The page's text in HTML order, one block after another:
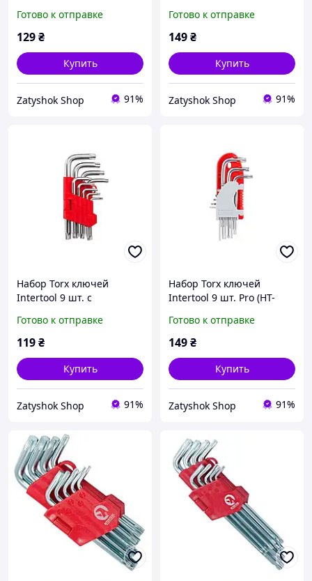
Готово к отправке
129₴
Купить
Zatyshok Shop 91%
Готово к отправке
149₴
Купить
Zatyshok Shop 91%
Набор Torx ключей
Intertool 9 шт. с
Готово к отправке
119₴
Купить
Zatyshok Shop 91%
Набор Torx ключей
Intertool 9 шт. Pro (HT-
Готово к отправке
149₴
Купить
Zatyshok Shop 91%